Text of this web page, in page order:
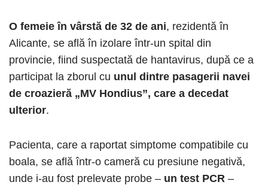
O femeie în vârstă de 32 de ani, rezidentă în
Alicante, se află în izolare într-un spital din
provincie, fiind suspectată de hantavirus, după ce a
participat la zborul cu unul dintre pasagerii navei
de croazieră „MV Hondius”, care a decedat
ulterior.
Pacienta, care a raportat simptome compatibile cu
boala, se află într-o cameră cu presiune negativă,
unde i-au fost prelevate probe – un test PCR –